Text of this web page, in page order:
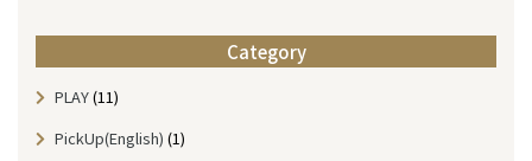
n
l
y
A
Category
PLAY(11)
PickUp(English) (1)